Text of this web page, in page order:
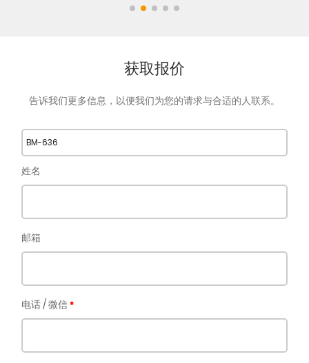
获取报价
告诉我们更多信息，以便我们为您的请求与合适的人联系。
BM-636
姓名
邮箱
电话 / 微信